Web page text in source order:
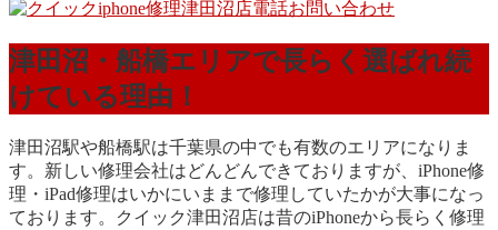
津田沼・船橋エリアで長らく選ばれ続
けている理由！
津田沼駅や船橋駅は千葉県の中でも有数のエリアになりま
す。新しい修理会社はどんどんできておりますが、iPhone修
理・iPad修理はいかにいままで修理していたかが大事になっ
ております。クイック津田沼店は昔のiPhoneから長らく修理